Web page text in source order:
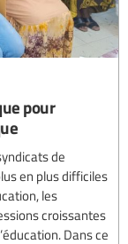
pour
de
en plus difficiles
les
croissantes
Dans ce